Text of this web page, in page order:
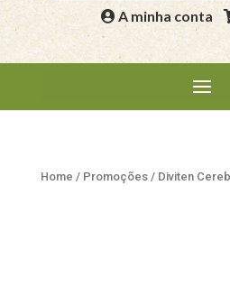
A minha conta |
Home / Promoções/ Diviten